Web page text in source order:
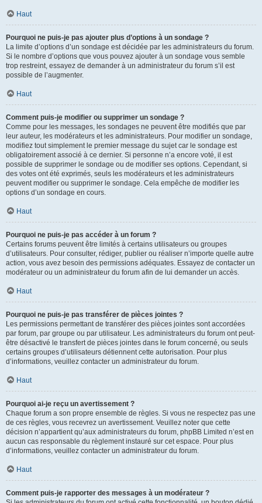
Haut
Pourquoi ne puis-je pas ajouter plus d’options à un sondage ?
La limite d’options d’un sondage est décidée par les administrateurs du forum.
Si le nombre d’options que vous pouvez ajouter à un sondage vous semble
trop restreint, essayez de demander à un administrateur du forum s’il est
possible de l’augmenter.
Haut
Comment puis-je modifier ou supprimer un sondage ?
Comme pour les messages, les sondages ne peuvent être modifiés que par
leur auteur, les modérateurs et les administrateurs. Pour modifier un sondage,
modifiez tout simplement le premier message du sujet car le sondage est
obligatoirement associé à ce dernier. Si personne n’a encore voté, il est
possible de supprimer le sondage ou de modifier ses options. Cependant, si
des votes ont été exprimés, seuls les modérateurs et les administrateurs
peuvent modifier ou supprimer le sondage. Cela empêche de modifier les
options d’un sondage en cours.
Haut
Pourquoi ne puis-je pas accéder à un forum ?
Certains forums peuvent être limités à certains utilisateurs ou groupes
d’utilisateurs. Pour consulter, rédiger, publier ou réaliser n’importe quelle autre
action, vous avez besoin des permissions adéquates. Essayez de contacter un
modérateur ou un administrateur du forum afin de lui demander un accès.
Haut
Pourquoi ne puis-je pas transférer de pièces jointes ?
Les permissions permettant de transférer des pièces jointes sont accordées
par forum, par groupe ou par utilisateur. Les administrateurs du forum ont peut-
être désactivé le transfert de pièces jointes dans le forum concerné, ou seuls
certains groupes d’utilisateurs détiennent cette autorisation. Pour plus
d’informations, veuillez contacter un administrateur du forum.
Haut
Pourquoi ai-je reçu un avertissement ?
Chaque forum a son propre ensemble de règles. Si vous ne respectez pas une
de ces règles, vous recevrez un avertissement. Veuillez noter que cette
décision n’appartient qu’aux administrateurs du forum, phpBB Limited n’est en
aucun cas responsable du règlement instauré sur cet espace. Pour plus
d’informations, veuillez contacter un administrateur du forum.
Haut
Comment puis-je rapporter des messages à un modérateur ?